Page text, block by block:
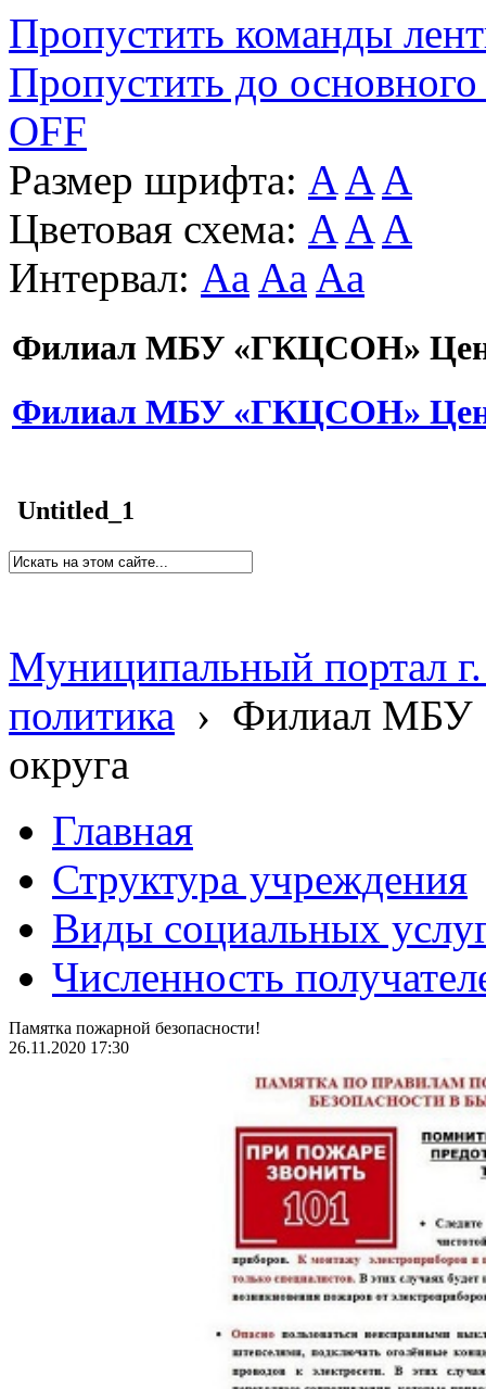
Пропустить команды
Пропустить до основного
OFF
Размер шрифта: A A A
Цветовая схема: A A A
Интервал: Aa Aa Aa
Филиал МБУ «ГКЦСОН»
Филиал МБУ «ГКЦСОН»
Untitled_1
Муниципальный портал
политика › Филиал МБУ
округа
Главная
Структура учреждения
Виды социальных
Численность
Памятка пожарной безопасности!
26.11.2020 17:30